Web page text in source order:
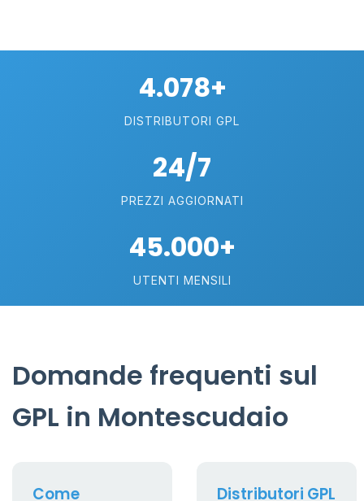
4.078+
DISTRIBUTORI GPL
24/7
PREZZI AGGIORNATI
45.000+
UTENTI MENSILI
Domande frequenti sul
GPL in Montescudaio
Come Distributori GPL